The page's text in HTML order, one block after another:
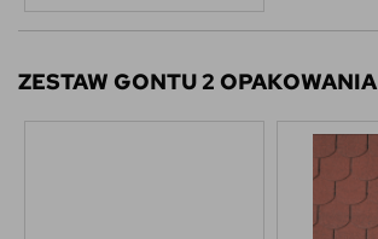
ZESTAW GONTU 2 OPAKOWANIA